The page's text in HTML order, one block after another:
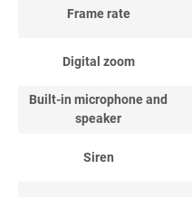
Frame rate
Digital zoom
Built-in microphone and
speaker
Siren